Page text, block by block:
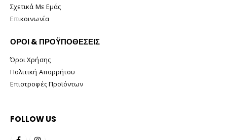
Σχετικά Με Εμάς
Επικοινωνία
ΟΡΟΙ & ΠΡΟΫΠΟΘΕΣΕΙΣ
Όροι Χρήσης
Πολιτική Απορρήτου
Επιστροφές Προϊόντων
FOLLOW US